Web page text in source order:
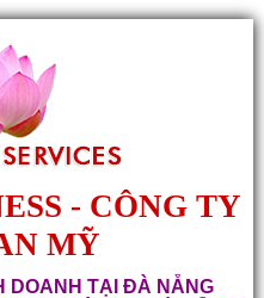
- CÔNG TY
MỸ
DOANH TẠI ĐÀ NẴNG